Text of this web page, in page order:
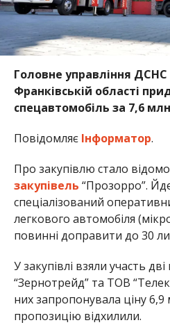
Головне управління ДСНС
Франківській області
спецавтомобіль за 7,6
Повідомляє Інформатор.
Про закупівлю стало
закупівель “Прозорро”.
спеціалізований
легкового автомобіля
повинні доправити до 30
У закупівлі взяли участь дві
“Зернотрейд” та ТОВ
них запропонувала ціну 6,9
пропозицію відхилили.